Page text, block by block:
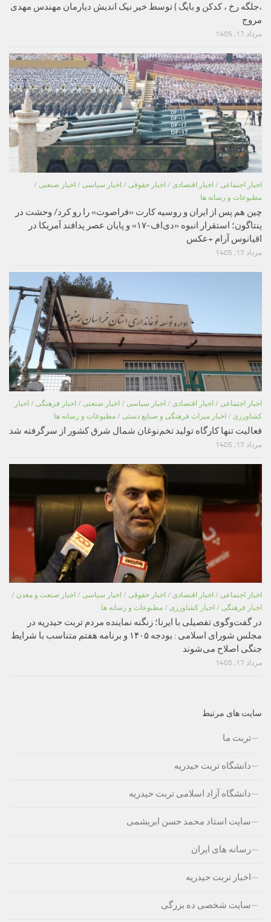
،جلگه رخ ، کدکن و بایگ ) توسط خیر نیک اندیش دیارمان مهندس مهدی
مروج
مرداد 17, 1405
اخبار اجتماعی / اخبار اقتصادی / اخبار حقوقی / اخبار سیاسی / اخبار صنعتی /
مطبوعات و رسانه ها
چین هم پس از ایران و روسیه کارت «فراصوت» را رو کرد/ وحشت در
پنتاگون؛ استقرار انبوه «دی‌اف‑۱۷» و پایان عصر پدافند آمریکا در
اقیانوس آرام +عکس
مرداد 17, 1405
اخبار اجتماعی / اخبار اقتصادی / اخبار سیاسی / اخبار صنعتی / اخبار فرهنگی / اخبار
کشاورزی / اخبار میراث فرهنگی و صنایع دستی / مطبوعات و رسانه ها
فعالیت تنها کارگاه تولید تخم‌نوغان شمال شرق کشور از سرگرفته شد
مرداد 17, 1405
اخبار اجتماعی / اخبار اقتصادی / اخبار حقوقی / اخبار سیاسی / اخبار صنعت و معدن /
اخبار فرهنگی / اخبار کشاورزی / مطبوعات و رسانه ها
در گفت‌وگوی تفصیلی با ایرنا؛ زنگنه نماینده مردم تربت حیدریه در
مجلس شورای اسلامی : بودجه ۱۴۰۵ و برنامه هفتم متناسب با شرایط
جنگی اصلاح می‌شوند
مرداد 17, 1405
سایت های مرتبط
تربت ما
دانشگاه تربت حیدریه
دانشگاه آزاد اسلامی تربت حیدریه
سایت استاد محمد حسن ابریشمی
رسانه های ایران
اخبار تربت حیدریه
سایت شخصی ده بزرگی